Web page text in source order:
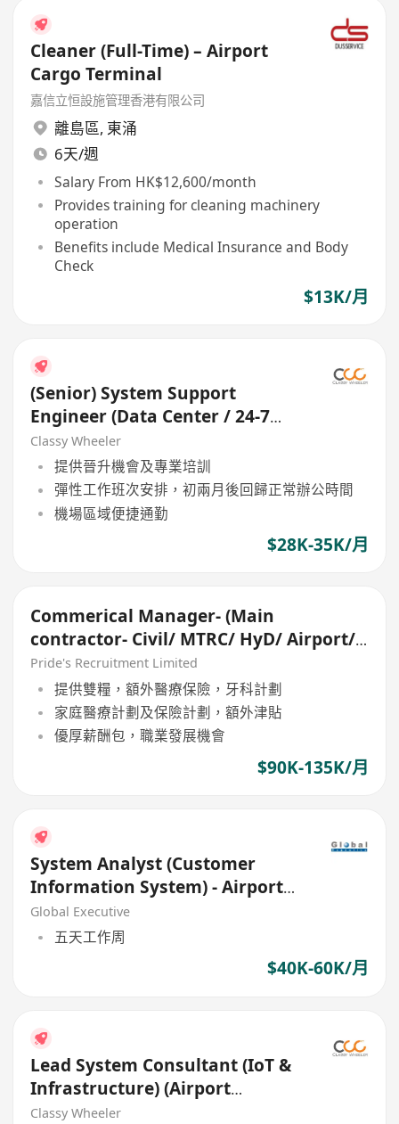
Cleaner (Full-Time) – Airport
Cargo Terminal
嘉信立恒設施管理香港有限公司
離島區, 東涌
6天/週
Salary From HK$12,600/month
Provides training for cleaning machinery
operation
Benefits include Medical Insurance and Body
Check
$13K/月
(Senior) System Support
Engineer (Data Center / 24-7
Shift) (Airport)
Classy Wheeler
提供晉升機會及專業培訓
彈性工作班次安排，初兩月後回歸正常辦公時間
機場區域便捷通勤
$28K-35K/月
Commerical Manager- (Main
contractor- Civil/ MTRC/ HyD/ Airport/
Tunnel)
Pride's Recruitment Limited
提供雙糧，額外醫療保險，牙科計劃
家庭醫療計劃及保險計劃，額外津貼
優厚薪酬包，職業發展機會
$90K-135K/月
System Analyst (Customer
Information System) - Airport
Area
Global Executive
五天工作周
$40K-60K/月
Lead System Consultant (IoT &
Infrastructure) (Airport
Projects)
Classy Wheeler